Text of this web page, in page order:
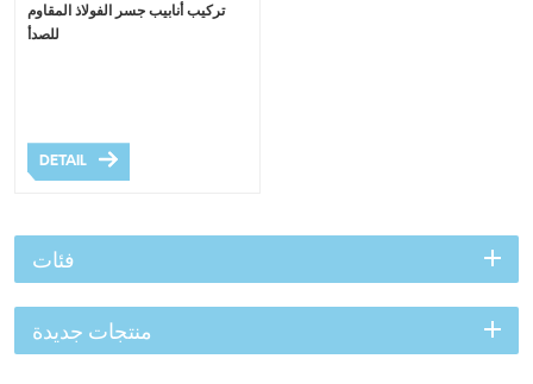
تركيب أنابيب جسر الفولاذ المقاوم
للصدأ
DETAIL
فئات
منتجات جديدة